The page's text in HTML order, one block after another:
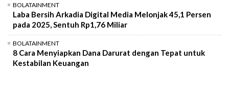
BOLATAINMENT
Laba Bersih Arkadia Digital Media Melonjak 45,1 Persen
pada 2025, Sentuh Rp1,76 Miliar
BOLATAINMENT
8 Cara Menyiapkan Dana Darurat dengan Tepat untuk
Kestabilan Keuangan